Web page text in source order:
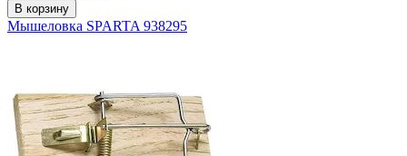
В корзину
Мышеловка SPARTA 938295